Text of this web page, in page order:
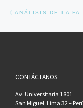
Navegador de
Previous post
CONTÁCTANOS
Av. Universitaria 1801
San Miguel, Lima 32 –